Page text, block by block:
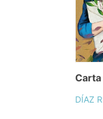
DÍAZ